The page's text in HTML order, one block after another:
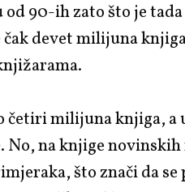
90-ih zato što je
devet milijuna
četiri milijuna knjiga, a
No, na knjige
što znači da se